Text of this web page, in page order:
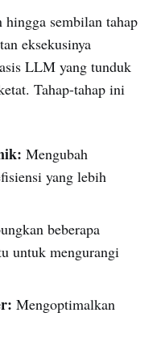
sembilan tahap
eksekusinya
LLM yang tunduk
Tahap-tahap ini
Mengubah
yang lebih
beberapa
untuk mengurangi
Mengoptimalkan